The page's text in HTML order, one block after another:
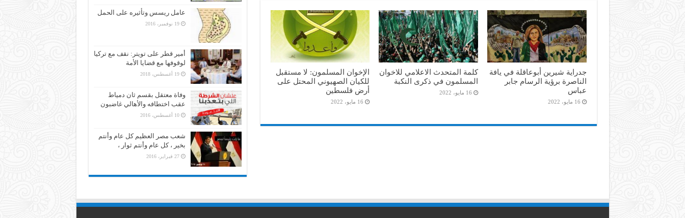
جدراية شيرين أبوعاقلة في يافة
الناصرة برؤية الرسام جابر
عباس
16 مايو، 2022
كلمة المتحدث الاعلامي للاخوان
المسلمون في ذكرى النكبة
16 مايو، 2022
الإخوان المسلمون: لا مستقبل
للكيان الصهيوني المحتل على
أرض فلسطين
16 مايو، 2022
عامل ريسس وتأثيره على الحمل
19 نوفمبر، 2016
أمير قطر على تويتر: نقف مع تركيا
لوقوفها مع قضايا الأمة
19 أغسطس، 2018
وفاة معتقل بقسم ثان دمياط
عقب اختطافه والأهالي غاضبون
10 أغسطس، 2016
شعب مصر العظيم كل عام وأنتم
بخير ، كل عام وأنتم ثوار ،
27 فبراير، 2016